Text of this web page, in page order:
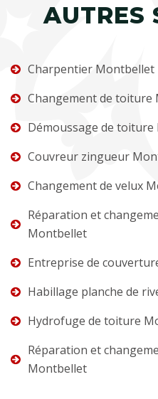
AUTRES
Charpentier Montbellet
Changement de toiture
Démoussage de
Couvreur zingueur
Changement de velux
Réparation et
Montbellet
Entreprise de
Habillage planche de
Hydrofuge de toiture
Réparation et
Montbellet